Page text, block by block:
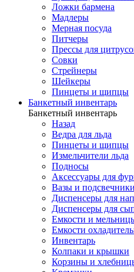
Ложки бармена
Мадлеры
Мерная посуда
Питчеры
Прессы для
Совки
Стрейнеры
Шейкеры
Пинцеты и щипцы
Банкетный инвентарь
Банкетный инвентарь
Назад
Ведра для льда
Пинцеты и щипцы
Измельчители льда
Подносы
Аксессуары для
Вазы и подсвечники
Диспенсеры для
Диспенсеры для
Емкости и
Емкости
Инвентарь
Колпаки и крышки
Корзины и